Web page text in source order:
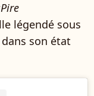
légendé sous
son état